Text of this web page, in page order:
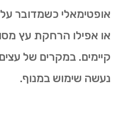
אופטימאלי כשמדובר על
או אפילו הרחקת עץ
נעשה שימוש במנוף.